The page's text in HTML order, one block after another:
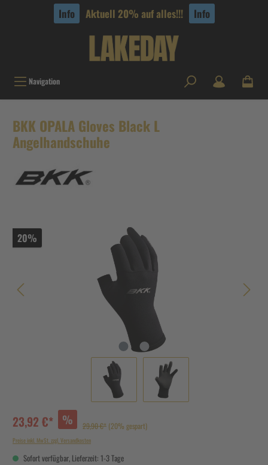
Info Aktuell 20% auf alles!!! Info
Navigation
BKK OPALA Gloves Black L
Angelhandschuhe
20%
23,92 €* % 29,90 €* (20% gespart)
Preise inkl. MwSt. zzgl. Versandkosten
Sofort verfügbar, Lieferzeit: 1-3 Tage